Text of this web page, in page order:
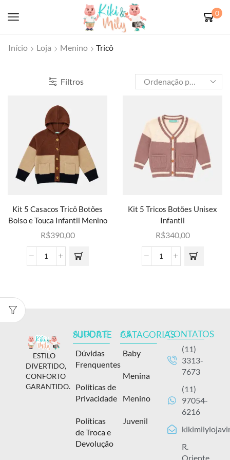
0
Início Loja Menino Tricô
Filtros
Kit 5 Casacos Tricô Botões
Bolso e Touca Infantil Menino
R$390,00
Kit 5 Tricos Botões Unisex
Infantil
R$340,00
ESTILO
DIVERTIDO,
CONFORTO
GARANTIDO.
AJUDA E SUPORTE
Dúvidas
Frenquentes
Políticas de
Privacidade
Políticas
de Troca e
Devolução
AS CATAGORIAS
Baby
Menina
Menino
Juvenil
CONTATOS
(11)
3313-
7673
(11)
97054-
6216
R.
Oriente,